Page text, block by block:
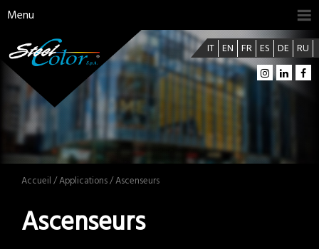
Menu
IT EN FR ES DE RU
Accueil /Applications/ Ascenseurs
Ascenseurs